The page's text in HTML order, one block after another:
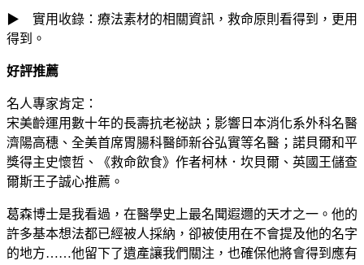
▶ 實用收錄：療法素材的相關資訊，救命原則看得到，更用
得到。
好評推薦
名人專家肯定：
宋美齡運用數十年的長壽抗老祕訣；影響日本消化系外科名醫
濟陽高穗、全美首席胃腸科醫師新谷弘實等名醫；諾貝爾和平
獎得主史懷哲、《救命飲食》作者柯林．坎貝爾、英國王儲查
爾斯王子誠心推薦。
葛森博士是我看過，在醫學史上最名聞遐邇的天才之一。他的
許多基本想法都已經被人採納，卻被使用在不會提及他的名字
的地方……他留下了遺產讓我們關注，也確保他將會得到應有